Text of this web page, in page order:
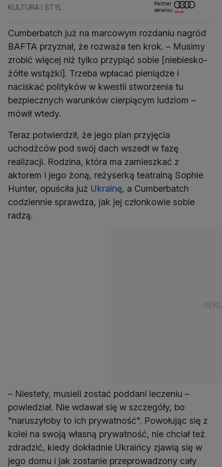
KULTURA I STYL
Partner
serwisu:
Cumberbatch już na marcowym rozdaniu nagród
BAFTA przyznał, że rozważa ten krok. – Musimy
zrobić więcej niż tylko przypiąć sobie [niebiesko-
żółte wstążki]. Trzeba wpłacać pieniądze i
naciskać polityków w kwestii stworzenia tu
bezpiecznych warunków cierpiącym ludziom –
mówił wtedy.
Teraz potwierdził, że jego plan przyjęcia
uchodźców pod swój dach wszedł w fazę
realizacji. Rodzina, która ma zamieszkać z
aktorem i jego żoną, reżyserką teatralną Sophie
Hunter, opuściła już Ukrainę, a Cumberbatch
codziennie sprawdza, jak jej członkowie sobie
radzą.
– Niestety, musieli zostać poddani leczeniu –
powiedział. Nie wdawał się w szczegóły, bo
"naruszyłoby to ich prywatność". Powołując się z
kolei na swoją własną prywatność, nie chciał też
zdradzić, kiedy dokładnie Ukraińcy zjawią się w
jego domu i jak zostanie przeprowadzony cały